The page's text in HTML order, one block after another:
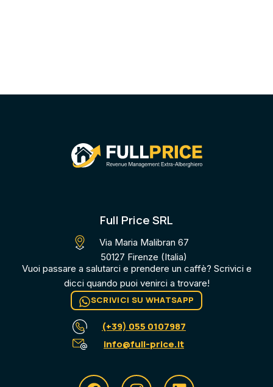
Full Price SRL
Via Maria Malibran 67
50127 Firenze (Italia)
Vuoi passare a salutarci e prendere un caffè? Scrivici e
dicci quando puoi venirci a trovare​!
SCRIVICI SU WHATSAPP
(+39) 055 0107987
info@full-price.it